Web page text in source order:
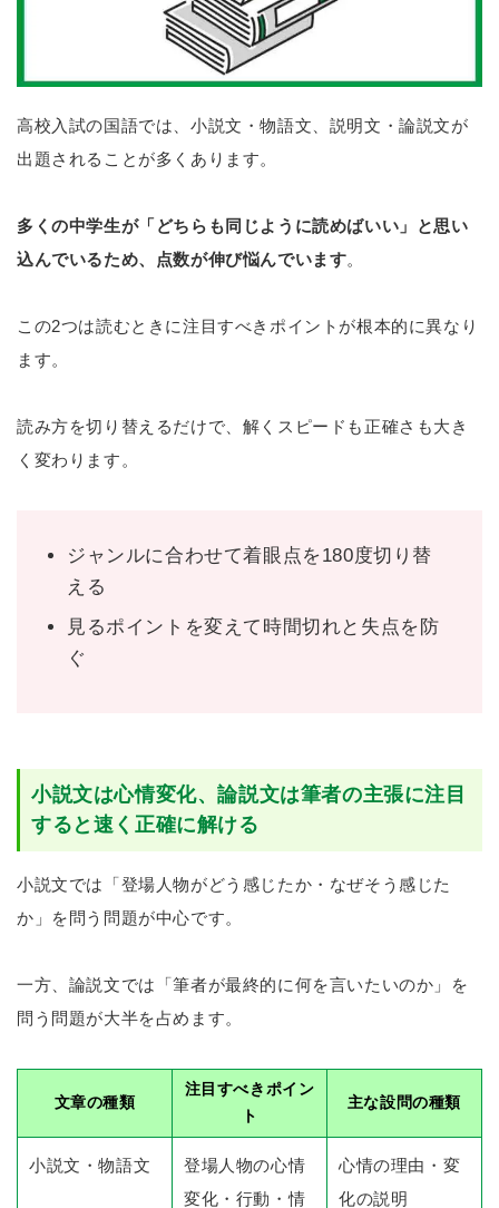
高校入試の国語では、小説文・物語文、説明文・論説文が
出題されることが多くあります。
多くの中学生が「どちらも同じように読めばいい」と思い
込んでいるため、点数が伸び悩んでいます。
この2つは読むときに注目すべきポイントが根本的に異なり
ます。
読み方を切り替えるだけで、解くスピードも正確さも大き
く変わります。
ジャンルに合わせて着眼点を180度切り替
える
見るポイントを変えて時間切れと失点を防
ぐ
小説文は心情変化、論説文は筆者の主張に注目
すると速く正確に解ける
小説文では「登場人物がどう感じたか・なぜそう感じた
か」を問う問題が中心です。
一方、論説文では「筆者が最終的に何を言いたいのか」を
問う問題が大半を占めます。
文章の種類
注目すべきポイン
ト
主な設問の種類
小説文・物語文
登場人物の心情
変化・行動・情
心情の理由・変
化の説明